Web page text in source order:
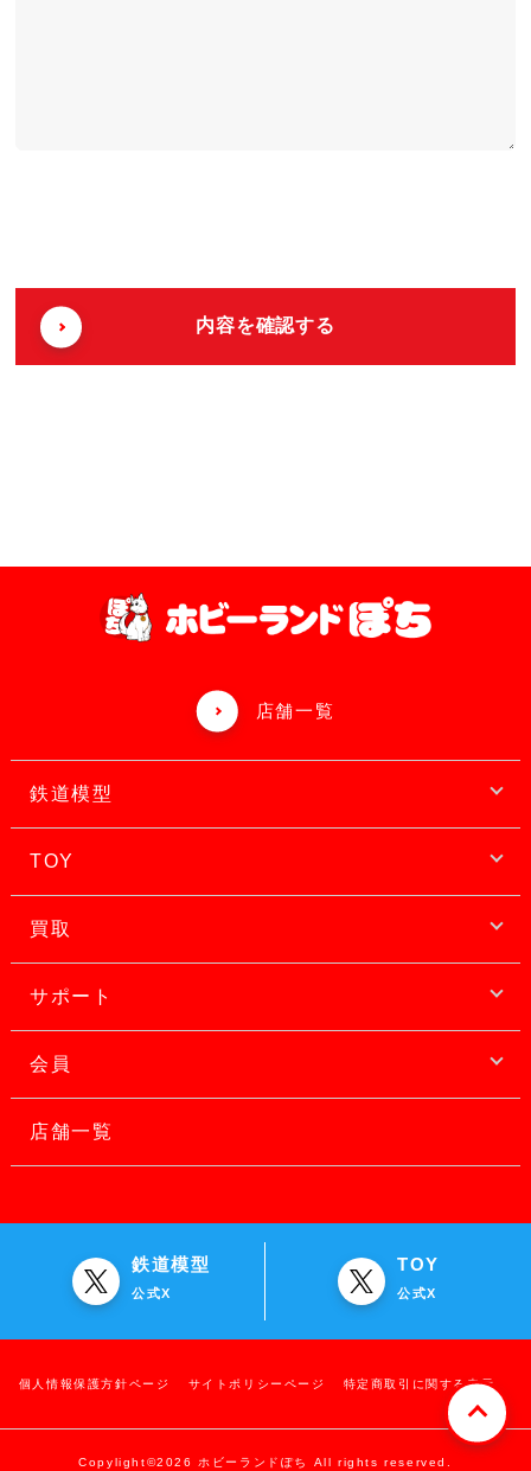
店舗一覧
鉄道模型
TOY
買取
サポート
会員
店舗一覧
鉄道模型
公式X
TOY
公式X
個人情報保護方針ページ サイトポリシーページ 特定商取引に関する表示
Copylight©2026 ホビーランドぽち All rights reserved.